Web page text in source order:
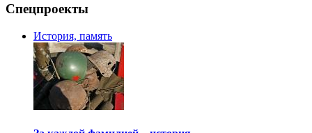
Спецпроекты
История, память